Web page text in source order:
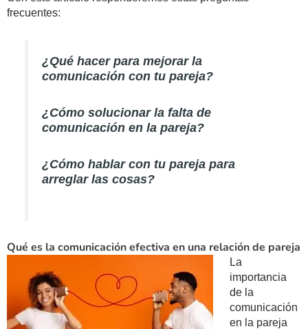
frecuentes:
¿Qué hacer para mejorar la
comunicación con tu pareja?
¿Cómo solucionar la falta de
comunicación en la pareja?
¿Cómo hablar con tu pareja para
arreglar las cosas?
Qué es la comunicación efectiva en una relación de pareja
La
importancia
de la
comunicación
en la pareja